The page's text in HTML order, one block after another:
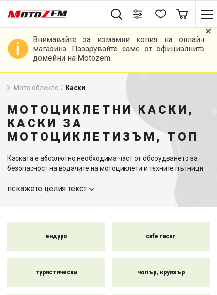
Внимавайте за измамни копия на онлайн
магазина. Пазарувайте само от официалните
домейни на Motozem.
Мото облекло / Каски
МОТОЦИКЛЕТНИ КАСКИ,
КАСКИ ЗА
МОТОЦИКЛЕТИЗЪМ, ТОП
Каската е абсолютно необходима част от оборудването за
безопасност на водачите на мотоциклети и техните пътници.
Важно е да вземете предвид вида на мотоциклета, който
дори на най-взискателните клиенти. Каската не само
превръща в атрактивен моден аксесоар за вашето
гама стилове, видове, марки и дизайни.
покажете целия текст
ендуро cafe racer
туристически чопър, круизър